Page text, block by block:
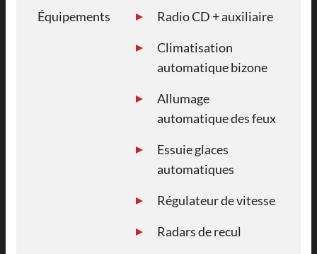
Équipements
Radio CD + auxiliaire
Climatisation
automatique bizone
Allumage
automatique des feux
Essuie glaces
automatiques
Régulateur de vitesse
Radars de recul